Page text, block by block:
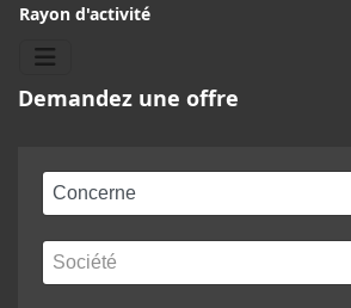
Rayon d'activité
Demandez une offre